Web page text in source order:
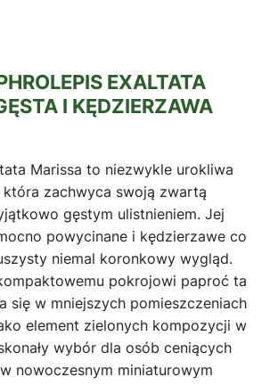
EXALTATA
I KĘDZIERZAWA
Marissa to niezwykle urokliwa
zachwyca swoją zwartą
gęstym ulistnieniem. Jej
powycinane i kędzierzawe co
niemal koronkowy wygląd.
pokrojowi paproć ta
się w mniejszych pomieszczeniach
element zielonych kompozycji w
wybór dla osób ceniących
nowoczesnym miniaturowym